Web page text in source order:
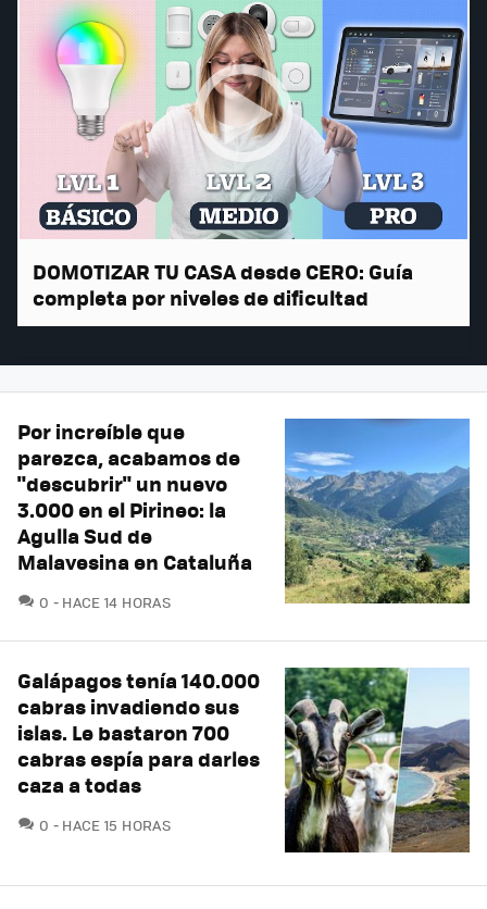
DOMOTIZAR TU CASA desde CERO: Guía
completa por niveles de dificultad
Por increíble que
parezca, acabamos de
"descubrir" un nuevo
3.000 en el Pirineo: la
Agulla Sud de
Malavesina en Cataluña
0 COMENTARIOS
HACE 14 HORAS
Galápagos tenía 140.000
cabras invadiendo sus
islas. Le bastaron 700
cabras espía para darles
caza a todas
0 COMENTARIOS
HACE 15 HORAS